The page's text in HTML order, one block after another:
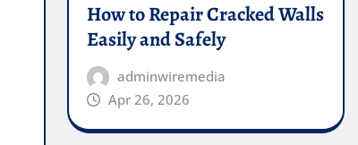
How to Repair Cracked Walls
Easily and Safely
adminwiremedia
Apr 26, 2026